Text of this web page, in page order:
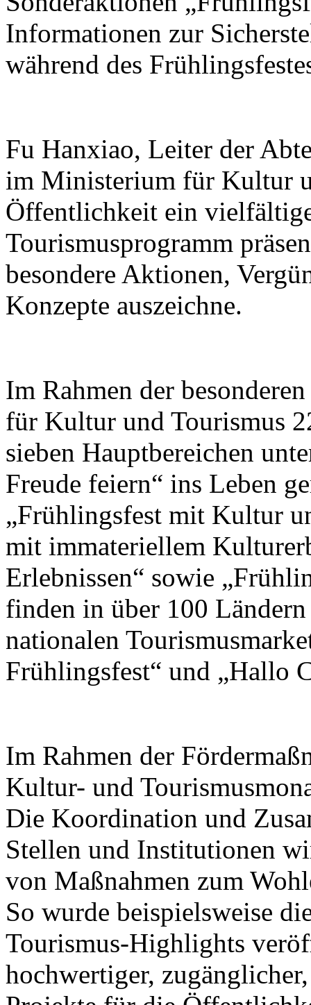
Informationen zur
während des
Fu Hanxiao, Leiter der
im Ministerium für Kultur
Öffentlichkeit ein
Tourismusprogramm
besondere Aktionen,
Konzepte auszeichne.
Im Rahmen der
für Kultur und Tourismus
sieben Hauptbereichen
Freude feiern“ ins Leben
„Frühlingsfest mit Kultur
mit immateriellem
Erlebnissen“ sowie
finden in über 100
nationalen
Frühlingsfest“ und „Hallo
Im Rahmen der
Kultur- und
Die Koordination und
Stellen und Institutionen
von Maßnahmen zum
So wurde beispielsweise
Tourismus-Highlights
hochwertiger,